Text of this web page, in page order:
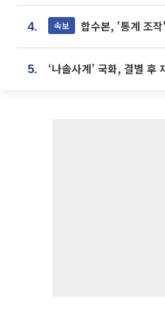
4. 속보 합수본, '통계 조작' 서울·경
5.